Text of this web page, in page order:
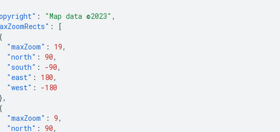
: "Map data ©2023" ,
:
[
"maxZoom" : 19,
"north" : 90,
"south" : -90,
"east" : 180,
"west" :
-180
},
"maxZoom" : 9,
"north" : 90,